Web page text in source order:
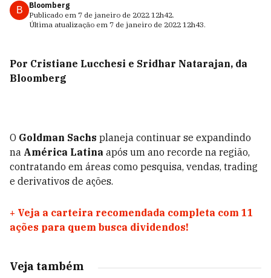
B
Bloomberg
Publicado em 7 de janeiro de 2022 12h42.
Última atualização em 7 de janeiro de 2022 12h43.
Por Cristiane Lucchesi e Sridhar Natarajan, da
Bloomberg
O Goldman Sachs planeja continuar se expandindo
na América Latina após um ano recorde na região,
contratando em áreas como pesquisa, vendas, trading
e derivativos de ações.
+ Veja a carteira recomendada completa com 11
ações para quem busca dividendos!
Veja também